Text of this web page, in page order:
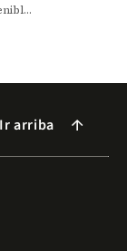
Ir arriba arrow_forward